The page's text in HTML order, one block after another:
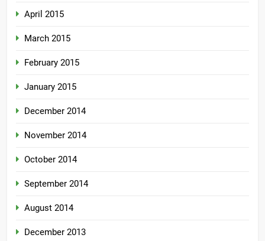
April 2015
March 2015
February 2015
January 2015
December 2014
November 2014
October 2014
September 2014
August 2014
December 2013